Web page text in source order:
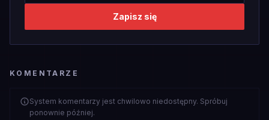
Zapisz się
KOMENTARZE
System komentarzy jest chwilowo niedostępny. Spróbuj
ponownie później.